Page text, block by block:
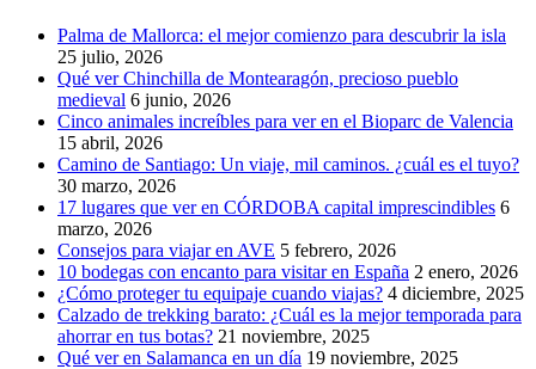
Palma de Mallorca: el mejor comienzo para descubrir la isla
25 julio, 2026
Qué ver Chinchilla de Montearagón, precioso pueblo
medieval 6 junio, 2026
Cinco animales increíbles para ver en el Bioparc de Valencia
15 abril, 2026
Camino de Santiago: Un viaje, mil caminos. ¿cuál es el tuyo?
30 marzo, 2026
17 lugares que ver en CÓRDOBA capital imprescindibles 6
marzo, 2026
Consejos para viajar en AVE 5 febrero, 2026
10 bodegas con encanto para visitar en España 2 enero, 2026
¿Cómo proteger tu equipaje cuando viajas? 4 diciembre, 2025
Calzado de trekking barato: ¿Cuál es la mejor temporada para
ahorrar en tus botas? 21 noviembre, 2025
Qué ver en Salamanca en un día 19 noviembre, 2025